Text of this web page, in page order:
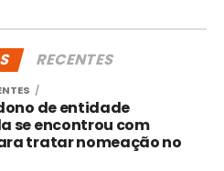
RECENTES
de entidade
se encontrou com
tratar nomeação no